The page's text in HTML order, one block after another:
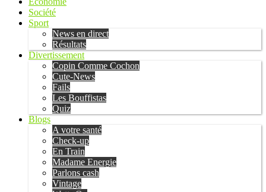
Société
Sport
News en direct
Résultats
Divertissement
Copin Comme Cochon
Cute-News
Fails
Les Bouffistas
Quiz
Blogs
A votre santé
Check-up
En Train
Madame Energie
Parlons cash
Vintage